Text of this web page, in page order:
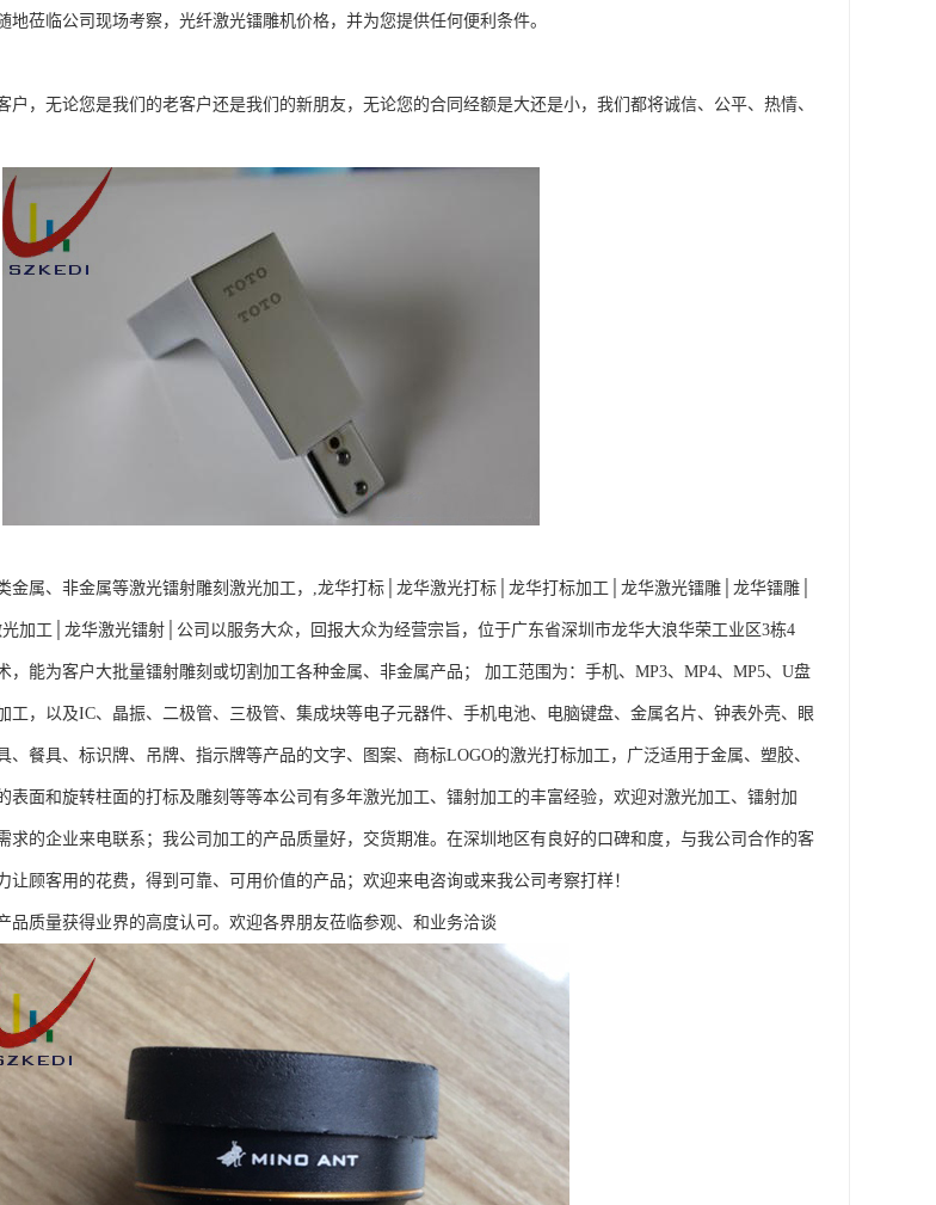
莅临公司现场考察，光纤激光镭雕机价格，并为您提供任何便利条件。
户，无论您是我们的老客户还是我们的新朋友，无论您的合同经额是大还是小，我们都将诚信、公平、热情、
金属、非金属等激光镭射雕刻激光加工，,龙华打标│龙华激光打标│龙华打标加工│龙华激光镭雕│龙华镭雕│
加工│龙华激光镭射│公司以服务大众，回报大众为经营宗旨，位于广东省深圳市龙华大浪华荣工业区3栋4
，能为客户大批量镭射雕刻或切割加工各种金属、非金属产品； 加工范围为：手机、MP3、MP4、MP5、U盘
工，以及IC、晶振、二极管、三极管、集成块等电子元器件、手机电池、电脑键盘、金属名片、钟表外壳、眼
餐具、标识牌、吊牌、指示牌等产品的文字、图案、商标LOGO的激光打标加工，广泛适用于金属、塑胶、
表面和旋转柱面的打标及雕刻等等本公司有多年激光加工、镭射加工的丰富经验，欢迎对激光加工、镭射加
求的企业来电联系；我公司加工的产品质量好，交货期准。在深圳地区有良好的口碑和度，与我公司合作的客
让顾客用的花费，得到可靠、可用价值的产品；欢迎来电咨询或来我公司考察打样！
品质量获得业界的高度认可。欢迎各界朋友莅临参观、和业务洽谈